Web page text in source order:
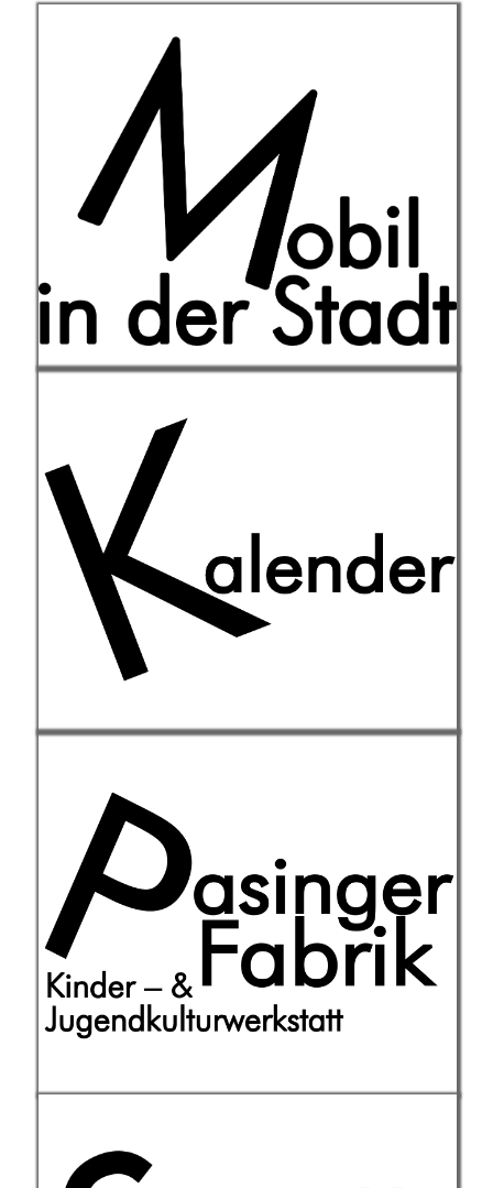
Wir sind zu unterschiedlichen
Anlässen und an verschiedenen
Orten in der Stadt zu finden und
ermöglichen mobile Spiel- und
Aktionsräume.
Weiterlesen
Hier geht es zur aktuellen
Terminübersicht mit allen derzeit
laufenden Projekten.
Weiterlesen
Jugendkulturwerkstatt ist Freizeittreff,
Projektwerkstatt, außerschulische
Bildungseinrichtung,
Veranstaltungsort u.v.m.
Weiterlesen